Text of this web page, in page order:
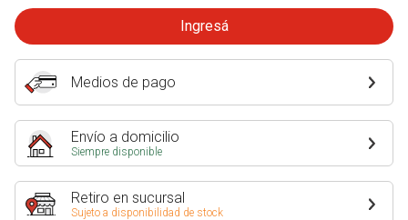
Ingresá
Medios de pago
Envío a domicilio
Siempre disponible
Retiro en sucursal
Sujeto a disponibilidad de stock